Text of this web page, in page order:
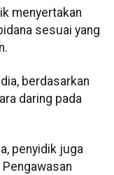
menyertakan
sesuai yang
berdasarkan
daring pada
penyidik juga